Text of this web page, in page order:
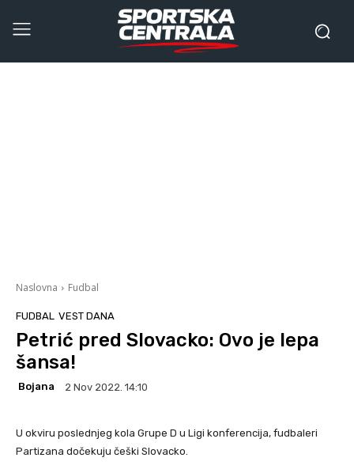
Naslovna Fudbal
FUDBAL VEST DANA
Petrić pred Slovacko: Ovo je lepa
šansa!
Bojana 2 Nov 2022. 14:10
U okviru poslednjeg kola Grupe D u Ligi konferencija, fudbaleri
Partizana dočekuju češki Slovacko.